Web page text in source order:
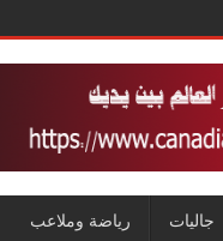
جاليات رياضة وملاعب